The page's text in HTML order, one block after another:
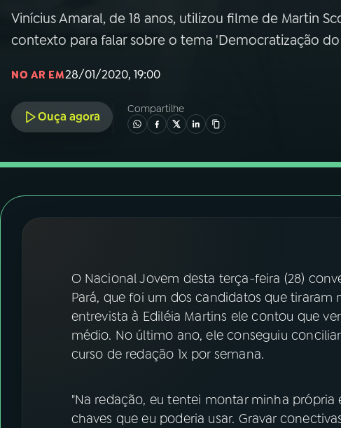
03PROGRAMAÇÃO
ACOMPANHE A RÁDIO NACIONAL
YouTube Facebook
Instagram X
Vinícius Amaral, de 18 anos, utilizou filme de Martin
contexto para falar sobre o tema 'Democratização
NO AR EM28/01/2020, 19:00
Ouça agora
Compartilhe
O Nacional Jovem desta terça-feira (28)
Pará, que foi um dos candidatos que
entrevista à Ediléia Martins ele contou que
médio. No último ano, ele conseguiu
curso de redação 1x por semana.
"Na redação, eu tentei montar minha
chaves que eu poderia usar. Gravar